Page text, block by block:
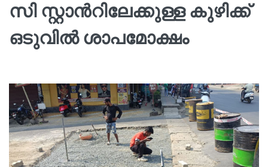
സി സ്റ്റാന്‍റിലേക്കുള്ള കുഴിക്ക്
ഒടുവില്‍ ശാപമോക്ഷം